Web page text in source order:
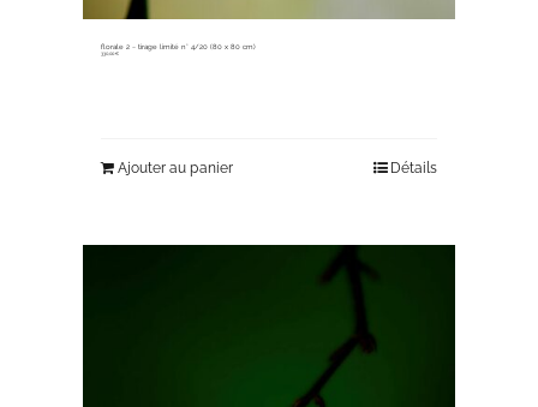
florale 2 ~ tirage limité n° 4/20 (80 x 80 cm)
330,00€
Ajouter au panier Détails